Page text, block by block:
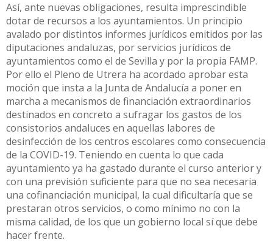
Así, ante nuevas obligaciones, resulta imprescindible
dotar de recursos a los ayuntamientos. Un principio
avalado por distintos informes jurídicos emitidos por las
diputaciones andaluzas, por servicios jurídicos de
ayuntamientos como el de Sevilla y por la propia FAMP.
Por ello el Pleno de Utrera ha acordado aprobar esta
moción que insta a la Junta de Andalucía a poner en
marcha a mecanismos de financiación extraordinarios
destinados en concreto a sufragar los gastos de los
consistorios andaluces en aquellas labores de
desinfección de los centros escolares como consecuencia
de la COVID-19. Teniendo en cuenta lo que cada
ayuntamiento ya ha gastado durante el curso anterior y
con una previsión suficiente para que no sea necesaria
una cofinanciación municipal, la cual dificultaría que se
prestaran otros servicios, o como mínimo no con la
misma calidad, de los que un gobierno local sí que debe
hacer frente.